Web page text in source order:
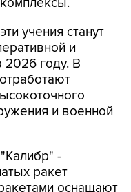
2026 году. В
и военной
-
оснащают
и